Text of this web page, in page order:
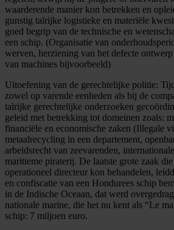
waarderende manier kon betrekken en
gunstig talrijke logistieke en materiële
goed begrip van de technische en
een schip. (Organisatie van
werven, herziening van het defecte
van machines bijvoorbeeld)
Uitoefening van de gerechtelijke politie:
zowel op varende eenheden als bij de
talrijke gerechtelijke onderzoeken
geleid met betrekking tot domeinen zoals:
financiële en economische zaken (Illegale
metaalrecycling in een departement,
arbeidsrecht van zeevarenden,
maritieme piraterij. De laatste grote zaak
operationeel directeur kon behandelen,
en confiscatie van een Hondurees schip
in de Indische Oceaan, dat werd
nationale marine, die het nu kent als “Le
schip: 7 miljoen euro.